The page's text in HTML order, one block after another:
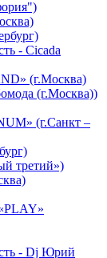
- Cicada
(г.Москва)
(г.Москва))
(г.Санкт –
третий»)
- Dj Юрий